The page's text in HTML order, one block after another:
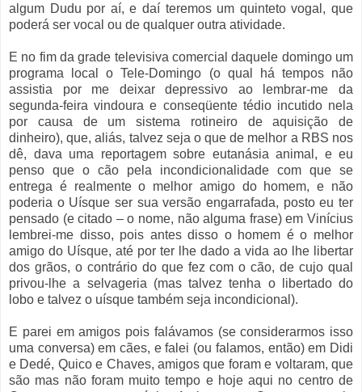
algum Dudu por aí, e daí teremos um quinteto vogal, que
poderá ser vocal ou de qualquer outra atividade.
E no fim da grade televisiva comercial daquele domingo um
programa local o Tele-Domingo (o qual há tempos não
assistia por me deixar depressivo ao lembrar-me da
segunda-feira vindoura e conseqüente tédio incutido nela
por causa de um sistema rotineiro de aquisição de
dinheiro), que, aliás, talvez seja o que de melhor a RBS nos
dê, dava uma reportagem sobre eutanásia animal, e eu
penso que o cão pela incondicionalidade com que se
entrega é realmente o melhor amigo do homem, e não
poderia o Uísque ser sua versão engarrafada, posto eu ter
pensado (e citado – o nome, não alguma frase) em Vinícius
lembrei-me disso, pois antes disso o homem é o melhor
amigo do Uísque, até por ter lhe dado a vida ao lhe libertar
dos grãos, o contrário do que fez com o cão, de cujo qual
privou-lhe a selvageria (mas talvez tenha o libertado do
lobo e talvez o uísque também seja incondicional).
E parei em amigos pois falávamos (se considerarmos isso
uma conversa) em cães, e falei (ou falamos, então) em Didi
e Dedé, Quico e Chaves, amigos que foram e voltaram, que
são mas não foram muito tempo e hoje aqui no centro de